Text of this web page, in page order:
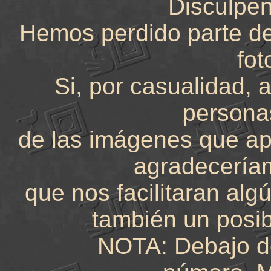
Hemos perdido parte
Si, por casualidad,
de las imágenes que
que nos facilitaran
también un
NOTA: Debajo